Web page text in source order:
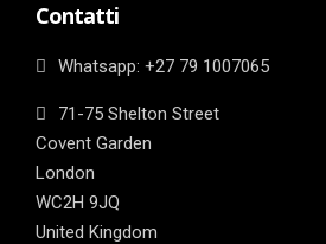
Contatti
Whatsapp: ‎+27 79 1007065
71-75 Shelton Street
Covent Garden
London
WC2H 9JQ
United Kingdom